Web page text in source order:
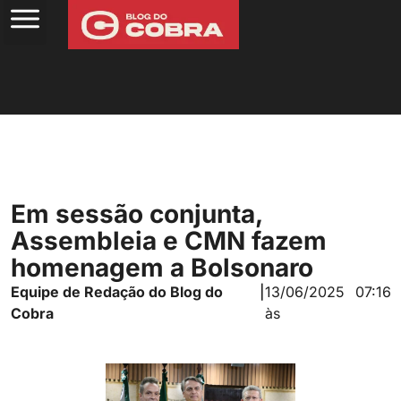
Em sessão conjunta,
Assembleia e CMN fazem
homenagem a Bolsonaro
Equipe de Redação do Blog do
Cobra
13/06/2025
às
07:16